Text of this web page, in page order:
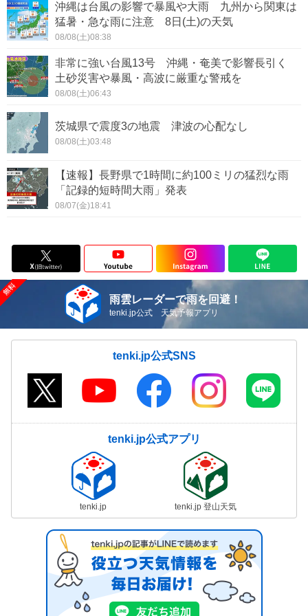
沖縄は台風の影響で暴風や大雨 九州から関東は
猛暑・急な雨に注意 8日(土)の天気
08/08(土)08:38
非常に強い台風13号 沖縄・奄美で影響長引く
土砂災害や暴風・高波に厳重な警戒を
08/08(土)06:43
茨城県で震度3の地震 津波の心配なし
08/08(土)03:48
【速報】長野県で1時間に約100ミリの猛烈な雨
「記録的短時間大雨」発表
08/07(金)18:41
雨雲レーダーで雨を回避！
tenki.jp公式 天気予報アプリ
tenki.jp公式SNS
tenki.jp公式アプリ
tenki.jp tenki.jp 登山天気